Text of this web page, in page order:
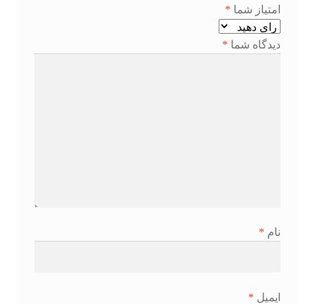
امتیاز شما *
دیدگاه شما *
نام *
ایمیل *